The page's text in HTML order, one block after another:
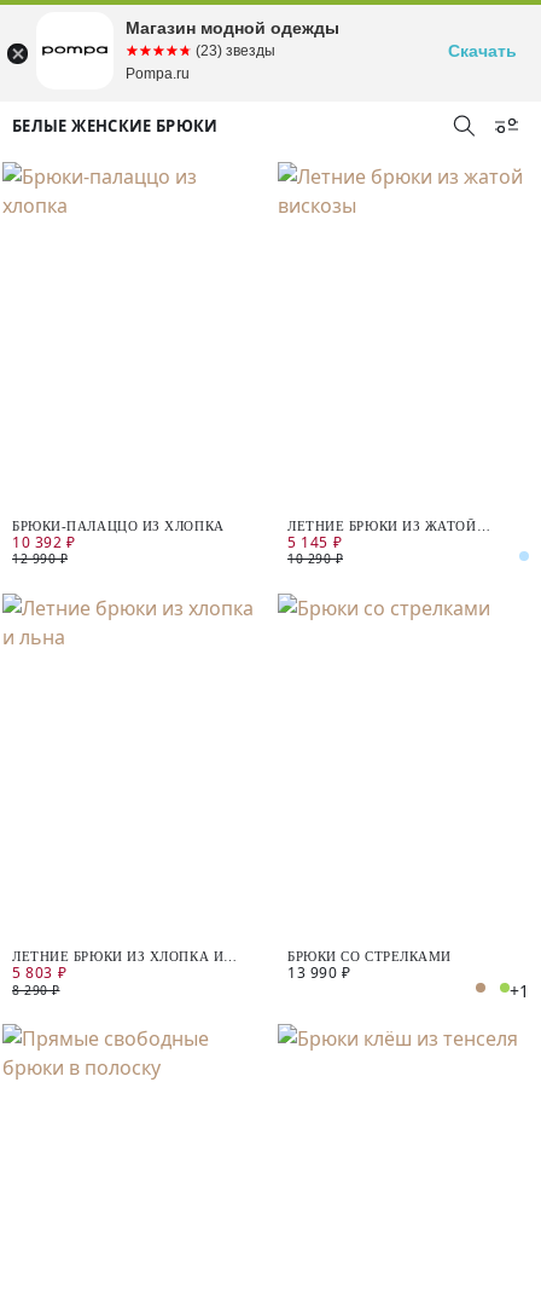
БЕЛЫЕ ЖЕНСКИЕ БРЮКИ
БРЮКИ-ПАЛАЦЦО ИЗ ХЛОПКА
10 392 ₽
12 990 ₽
ЛЕТНИЕ БРЮКИ ИЗ ЖАТОЙ
ВИСКОЗЫ
5 145 ₽
10 290 ₽
ЛЕТНИЕ БРЮКИ ИЗ ХЛОПКА И
ЛЬНА
5 803 ₽
8 290 ₽
БРЮКИ СО СТРЕЛКАМИ
13 990 ₽
+1
Магазин модной одежды
☆☆☆☆☆
★★★★★ (23) звезды
Pompa.ru
Скачать